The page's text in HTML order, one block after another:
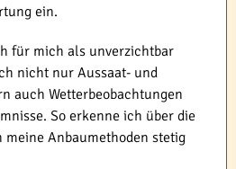
ein.
für mich als unverzichtbar
nicht nur Aussaat- und
auch Wetterbeobachtungen
So erkenne ich über die
Anbaumethoden stetig